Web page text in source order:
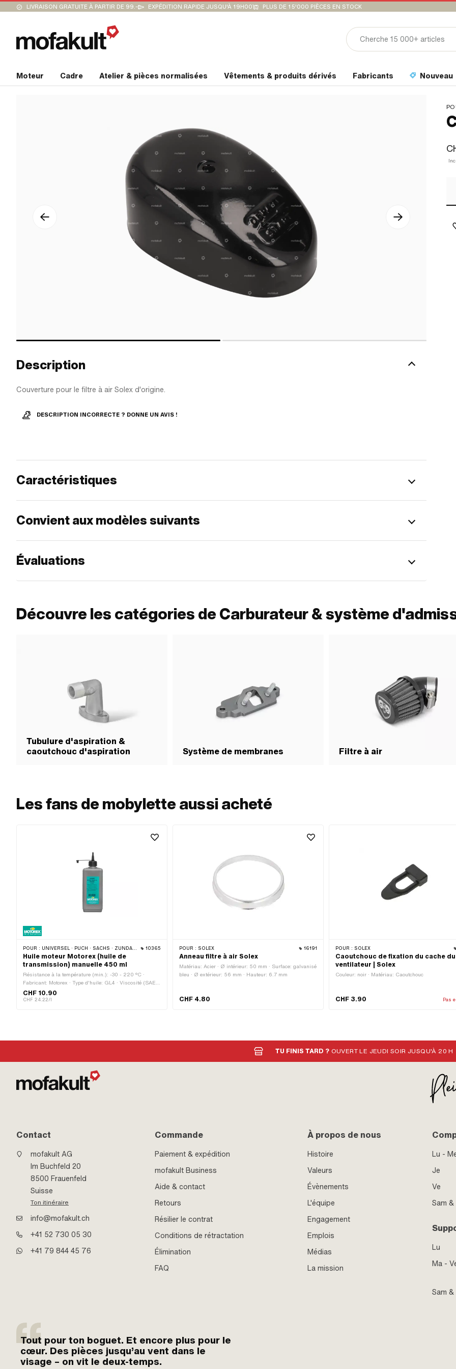
LIVRAISON GRATUITE À PARTIR DE 99.- EXPÉDITION RAPIDE JUSQU'À 19H00 PLUS DE 15'000 PIÈCES EN STOCK
Moteur Cadre Atelier & pièces normalisées Vêtements & produits dérivés Fabricants Nouveau
Description
Couverture pour le filtre à air Solex d'origine.
DESCRIPTION INCORRECTE ? DONNE UN AVIS !
Caractéristiques
Convient aux modèles suivants
Évaluations
Découvre les catégories de Carburateur & système
Tubulure d'aspiration &
caoutchouc d'aspiration
Système de membranes Filtre à air
Les fans de mobylette aussi acheté
POUR : UNIVERSEL · PUCH · SACHS · ZÜNDAPP BELMONDO · TOMOS · CILO · HERCULES · KREIDLER · ZÜNDAPP 10365
Huile moteur Motorex (huile de
transmission) manuelle 450 ml
Résistance à la température (min.): -30 - 220 °C ·
Fabricant: Motorex · Type d'huile: GL4 · Viscosité (SAE):
80W · Contenu: 450 ml · Type de transmission:
Changement de vitesse manuel · Type de transmission:
CHF 10.90
CHF 24.22/l
POUR : SOLEX 16191
Anneau filtre à air Solex
Matériau: Acier · Ø intérieur: 50 mm · Surface: galvanisé
bleu · Ø extérieur: 56 mm · Hauteur: 6.7 mm
CHF 4.80
POUR : SOLEX
Caoutchouc de fixation du cache du
ventilateur | Solex
Couleur: noir · Matériau: Caoutchouc
CHF 3.90 Pas
TU FINIS TARD ? OUVERT LE JEUDI SOIR JUSQU'À 20 H
Contact
mofakult AG
Im Buchfeld 20
8500 Frauenfeld
Suisse
Ton itinéraire
info@mofakult.ch
+41 52 730 05 30
+41 79 844 45 76
Commande
Paiement & expédition
mofakult Business
Aide & contact
Retours
Résilier le contrat
Conditions de rétractation
Élimination
FAQ
À propos de nous
Histoire
Valeurs
Évènements
L'équipe
Engagement
Emplois
Médias
La mission
Lu -
Je
Ve
Sam
Lu
Ma -
Sam
Tout pour ton boguet. Et encore plus pour le
cœur. Des pièces jusqu’au vent dans le
visage – on vit le deux-temps.